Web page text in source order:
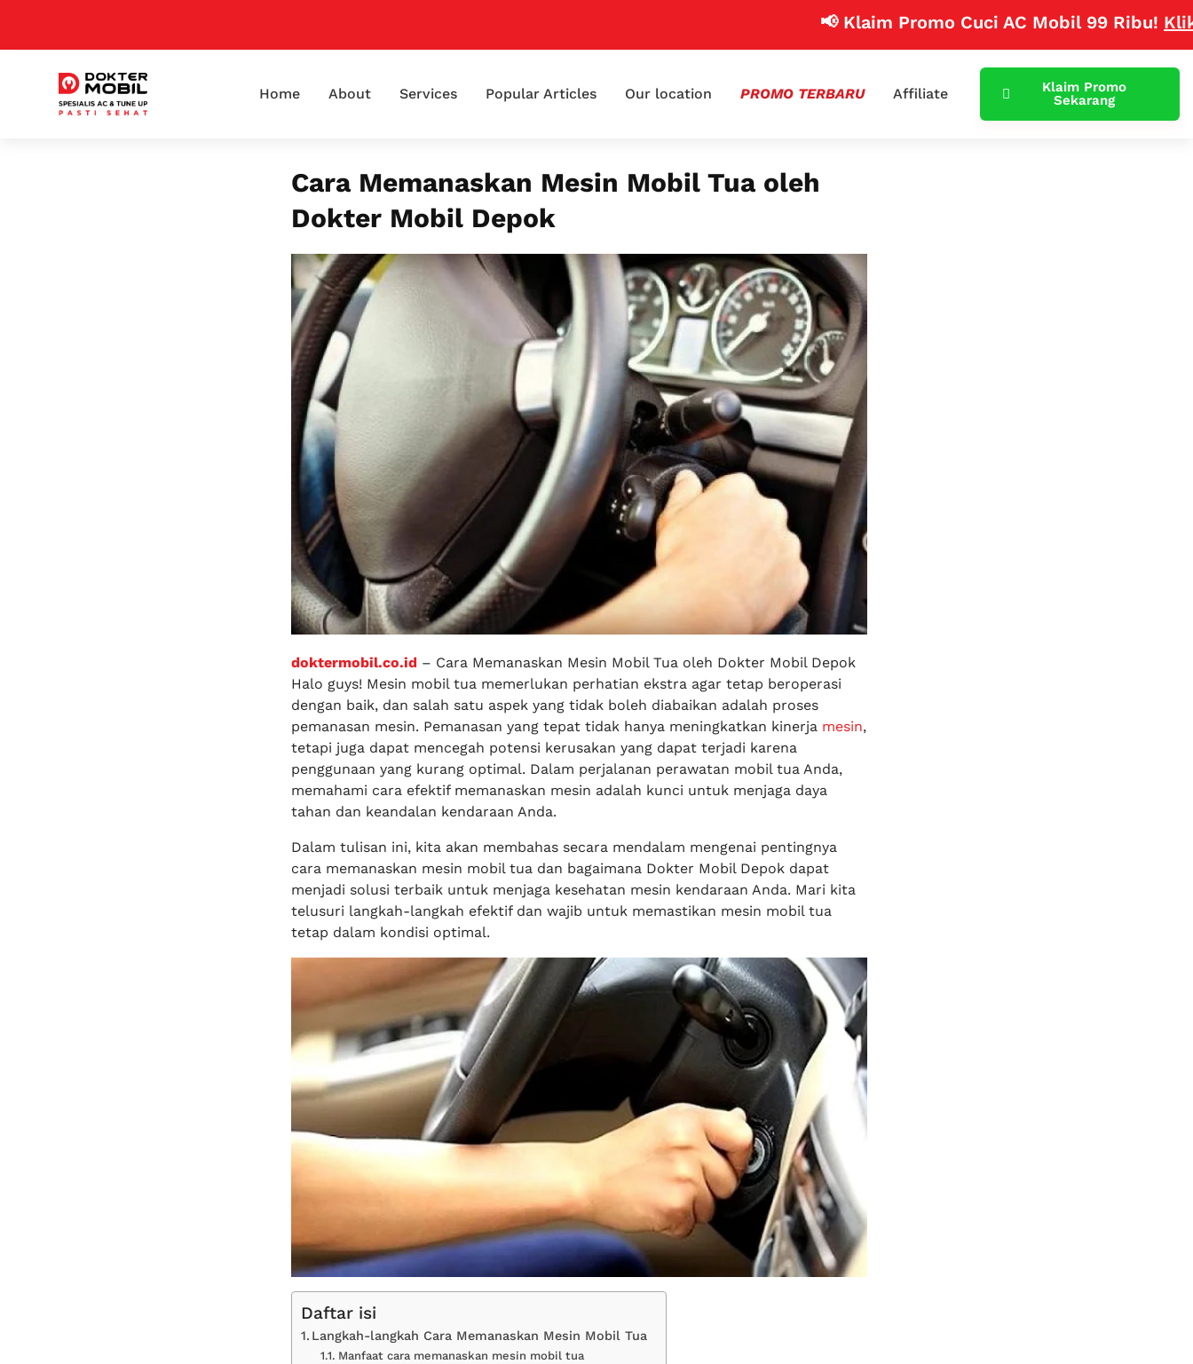
📢 Klaim Promo Cuci AC Mobil 99 Ribu! Klik Disini
Home About Services Popular Articles Our location PROMO TERBARU Affiliate
Klaim Promo
Sekarang
Cara Memanaskan Mesin Mobil Tua oleh
Dokter Mobil Depok
doktermobil.co.id – Cara Memanaskan Mesin Mobil Tua oleh Dokter Mobil Depok
Halo guys! Mesin mobil tua memerlukan perhatian ekstra agar tetap beroperasi
dengan baik, dan salah satu aspek yang tidak boleh diabaikan adalah proses
pemanasan mesin. Pemanasan yang tepat tidak hanya meningkatkan kinerja mesin,
tetapi juga dapat mencegah potensi kerusakan yang dapat terjadi karena
penggunaan yang kurang optimal. Dalam perjalanan perawatan mobil tua Anda,
memahami cara efektif memanaskan mesin adalah kunci untuk menjaga daya
tahan dan keandalan kendaraan Anda.
Dalam tulisan ini, kita akan membahas secara mendalam mengenai pentingnya
cara memanaskan mesin mobil tua dan bagaimana Dokter Mobil Depok dapat
menjadi solusi terbaik untuk menjaga kesehatan mesin kendaraan Anda. Mari kita
telusuri langkah-langkah efektif dan wajib untuk memastikan mesin mobil tua
tetap dalam kondisi optimal.
Daftar isi
Langkah-langkah Cara Memanaskan Mesin Mobil Tua
Manfaat cara memanaskan mesin mobil tua